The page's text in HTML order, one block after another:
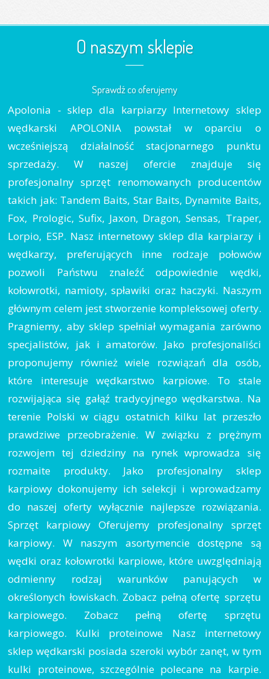
O naszym sklepie
Sprawdź co oferujemy
Apolonia - sklep dla karpiarzy Internetowy sklep
wędkarski APOLONIA powstał w oparciu o
wcześniejszą działalność stacjonarnego punktu
sprzedaży. W naszej ofercie znajduje się
profesjonalny sprzęt renomowanych producentów
takich jak: Tandem Baits, Star Baits, Dynamite Baits,
Fox, Prologic, Sufix, Jaxon, Dragon, Sensas, Traper,
Lorpio, ESP. Nasz internetowy sklep dla karpiarzy i
wędkarzy, preferujących inne rodzaje połowów
pozwoli Państwu znaleźć odpowiednie wędki,
kołowrotki, namioty, spławiki oraz haczyki. Naszym
głównym celem jest stworzenie kompleksowej oferty.
Pragniemy, aby sklep spełniał wymagania zarówno
specjalistów, jak i amatorów. Jako profesjonaliści
proponujemy również wiele rozwiązań dla osób,
które interesuje wędkarstwo karpiowe. To stale
rozwijająca się gałąź tradycyjnego wędkarstwa. Na
terenie Polski w ciągu ostatnich kilku lat przeszło
prawdziwe przeobrażenie. W związku z prężnym
rozwojem tej dziedziny na rynek wprowadza się
rozmaite produkty. Jako profesjonalny sklep
karpiowy dokonujemy ich selekcji i wprowadzamy
do naszej oferty wyłącznie najlepsze rozwiązania.
Sprzęt karpiowy Oferujemy profesjonalny sprzęt
karpiowy. W naszym asortymencie dostępne są
wędki oraz kołowrotki karpiowe, które uwzględniają
odmienny rodzaj warunków panujących w
określonych łowiskach. Zobacz pełną ofertę sprzętu
karpiowego. Zobacz pełną ofertę sprzętu
karpiowego. Kulki proteinowe Nasz internetowy
sklep wędkarski posiada szeroki wybór zanęt, w tym
kulki proteinowe, szczególnie polecane na karpie.